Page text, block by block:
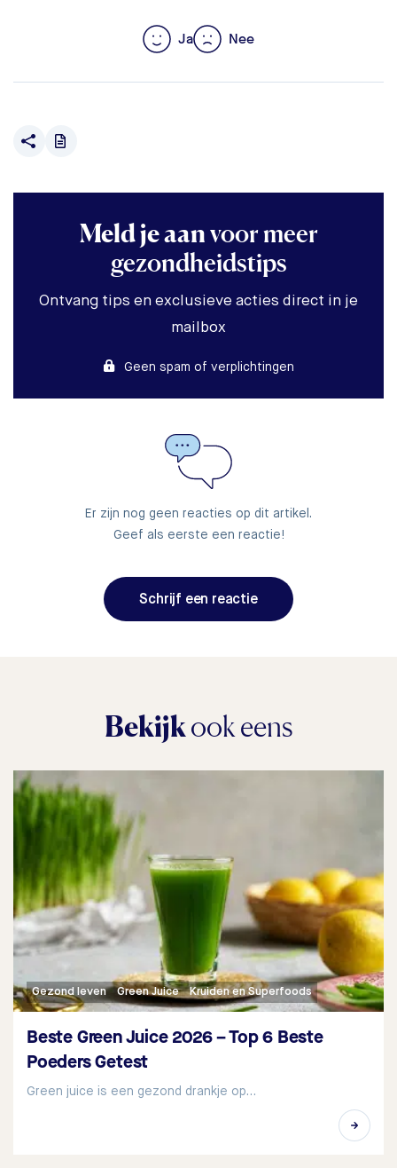
Ja Nee
Meld je aanvoor meer
gezondheidstips
Ontvang tips en exclusieve acties direct in je
mailbox
Geen spam of verplichtingen
Er zijn nog geen reacties op dit artikel.
Geef als eerste een reactie!
Schrijf een reactie
Bekijkook eens
Gezond leven Green Juice Kruiden en Superfoods
Beste Green Juice 2026 – Top 6 Beste
Poeders Getest
Green juice is een gezond drankje op…